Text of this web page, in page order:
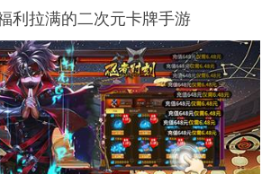
利拉满的二次元卡牌手游